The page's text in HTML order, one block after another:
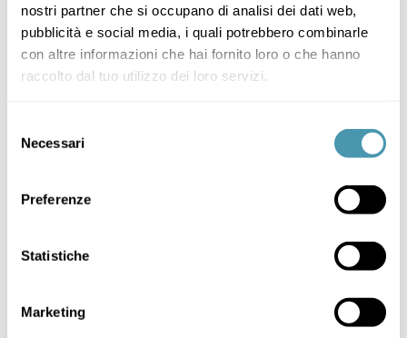
nostri partner che si occupano di analisi dei dati web,
pubblicità e social media, i quali potrebbero combinarle
con altre informazioni che hai fornito loro o che hanno
raccolto dal tuo utilizzo dei loro servizi.
delNecessari
Preferenze
Statistiche
Marketing